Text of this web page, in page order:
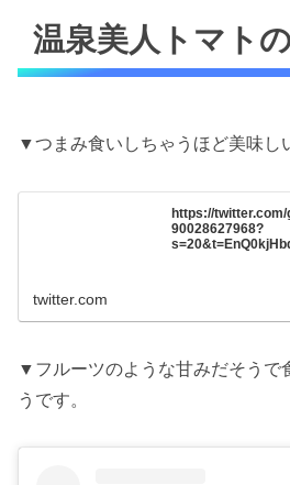
温泉美人トマト
▼つまみ食いしちゃうほど美味し
https://
90028627968?
twitter.com
▼フルーツのような甘みだそうで
うです。